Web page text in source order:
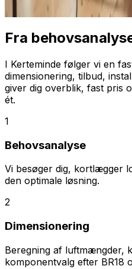
Fra
I Kerteminde følger vi en
dimensionering, tilbud,
giver dig overblik, fast pris
ét.
1
Behovsanalyse
Vi besøger dig, kortlægger
den optimale løsning.
2
Dimensionering
Beregning af luftmængder,
komponentvalg efter BR18